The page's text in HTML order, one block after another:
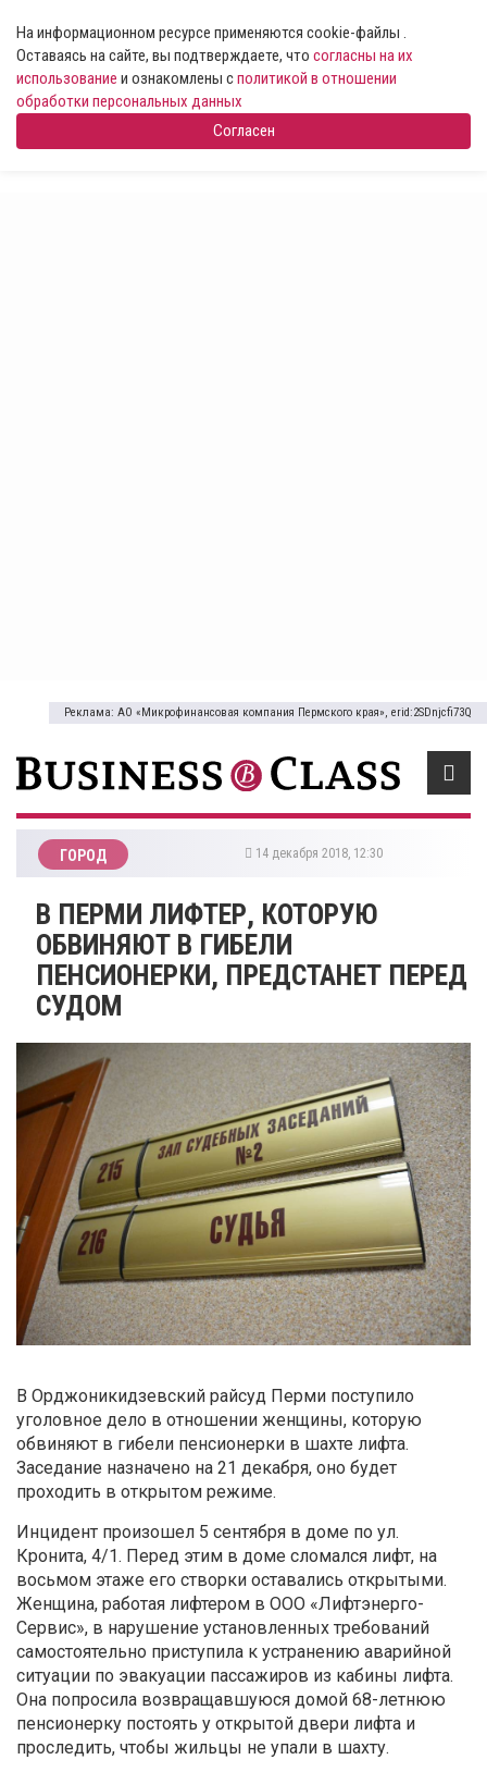
На информационном ресурсе применяются cookie-файлы .
Оставаясь на сайте, вы подтверждаете, что согласны на их
использование и ознакомлены сполитикой в отношении
обработки персональных данных
Согласен
Реклама: АО «Микрофинансовая компания Пермского края», erid:2SDnjcfi73Q
ГОРОД 14 декабря 2018, 12:30
В ПЕРМИ ЛИФТЕР, КОТОРУЮ
ОБВИНЯЮТ В ГИБЕЛИ
ПЕНСИОНЕРКИ, ПРЕДСТАНЕТ ПЕРЕД
СУДОМ
В Орджоникидзевский райсуд Перми поступило
уголовное дело в отношении женщины, которую
обвиняют в гибели пенсионерки в шахте лифта.
Заседание назначено на 21 декабря, оно будет
проходить в открытом режиме.
Инцидент произошел 5 сентября в доме по ул.
Кронита, 4/1. Перед этим в доме сломался лифт, на
восьмом этаже его створки оставались открытыми.
Женщина, работая лифтером в ООО «Лифтэнерго-
Сервис», в нарушение установленных требований
самостоятельно приступила к устранению аварийной
ситуации по эвакуации пассажиров из кабины лифта.
Она попросила возвращавшуюся домой 68-летнюю
пенсионерку постоять у открытой двери лифта и
проследить, чтобы жильцы не упали в шахту.